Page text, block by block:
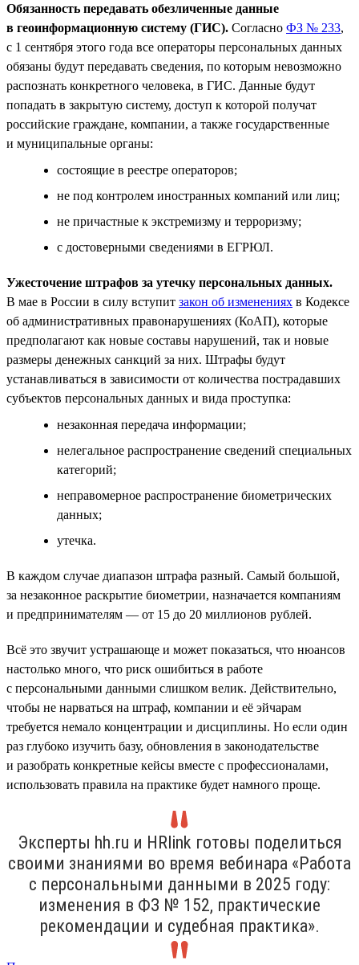
Обязанность передавать обезличенные данные
в геоинформационную систему (ГИС). Согласно ФЗ № 233,
c 1 сентября этого года все операторы персональных данных
обязаны будут передавать сведения, по которым невозможно
распознать конкретного человека, в ГИС. Данные будут
попадать в закрытую систему, доступ к которой получат
российские граждане, компании, а также государственные
и муниципальные органы:
состоящие в реестре операторов;
не под контролем иностранных компаний или лиц;
не причастные к экстремизму и терроризму;
с достоверными сведениями в ЕГРЮЛ.
Ужесточение штрафов за утечку персональных данных.
В мае в России в силу вступит закон об изменениях в Кодексе
об административных правонарушениях (КоАП), которые
предполагают как новые составы нарушений, так и новые
размеры денежных санкций за них. Штрафы будут
устанавливаться в зависимости от количества пострадавших
субъектов персональных данных и вида проступка:
незаконная передача информации;
нелегальное распространение сведений специальных
категорий;
неправомерное распространение биометрических
данных;
утечка.
В каждом случае диапазон штрафа разный. Самый большой,
за незаконное раскрытие биометрии, назначается компаниям
и предпринимателям — от 15 до 20 миллионов рублей.
Всё это звучит устрашающе и может показаться, что нюансов
настолько много, что риск ошибиться в работе
с персональными данными слишком велик. Действительно,
чтобы не нарваться на штраф, компании и её эйчарам
требуется немало концентрации и дисциплины. Но если один
раз глубоко изучить базу, обновления в законодательстве
и разобрать конкретные кейсы вместе с профессионалами,
использовать правила на практике будет намного проще.
Эксперты hh.ru и HRlink готовы поделиться
своими знаниями во время вебинара «Работа
с персональными данными в 2025 году:
изменения в ФЗ № 152, практические
рекомендации и судебная практика».